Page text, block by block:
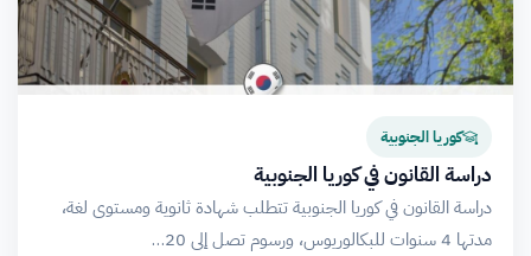
كوريا الجنوبية
دراسة القانون في كوريا الجنوبية
دراسة القانون في كوريا الجنوبية تتطلب شهادة ثانوية ومستوى لغة،
مدتها 4 سنوات للبكالوريوس، ورسوم تصل إلى 20…